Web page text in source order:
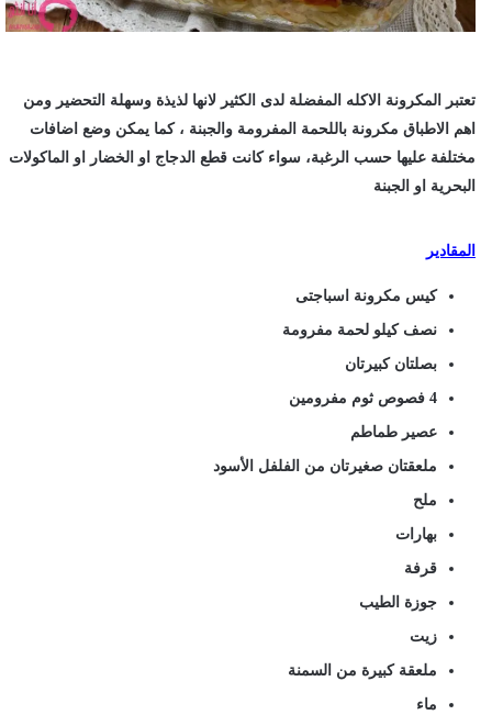
تعتبر المكرونة الاكله المفضلة لدى الكثير لانها لذيذة وسهلة التحضير ومن
اهم الاطباق مكرونة باللحمة المفرومة والجبنة ، كما يمكن وضع اضافات
مختلفة عليها حسب الرغبة، سواء كانت قطع الدجاج او الخضار او الماكولات
البحرية او الجبنة
المقادير
كيس مكرونة اسباجتى
نصف كيلو لحمة مفرومة
بصلتان كبيرتان
4 فصوص ثوم مفرومين
عصير طماطم
ملعقتان صغيرتان من الفلفل الأسود
ملح
بهارات
قرفة
جوزة الطيب
زيت
ملعقة كبيرة من السمنة
ماء